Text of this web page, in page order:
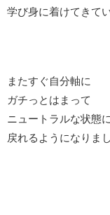
学び身に着けてきて
またすぐ自分軸に
ガチっとはまって
ニュートラルな状態に
戻れるようになりまし